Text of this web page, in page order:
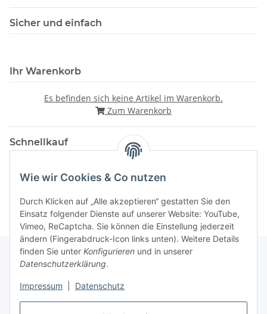
Wie wir Cookies & Co nutzen
Durch Klicken auf „Alle akzeptieren“ gestatten Sie den
Einsatz folgender Dienste auf unserer Website: YouTube,
Vimeo, ReCaptcha. Sie können die Einstellung jederzeit
ändern (Fingerabdruck-Icon links unten). Weitere Details
finden Sie unter Konfigurieren und in unserer
Datenschutzerklärung.
Impressum Datenschutz
Sicher und einfach
Ihr Warenkorb
Es befinden sich keine Artikel im Warenkorb.
Zum Warenkorb
Schnellkauf
Gesetzliche Informationen